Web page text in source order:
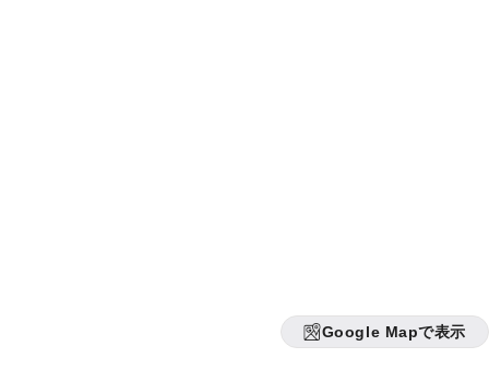
Google Mapで表示